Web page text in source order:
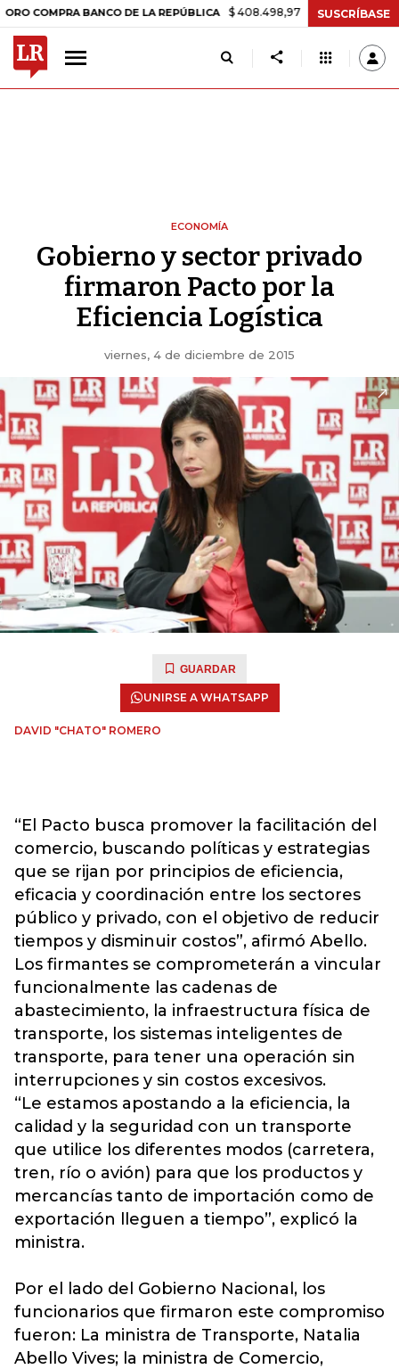
BANCO DE LA REPÚBLICA $ 408.498,97 +$ 8.753,81 +2,19%
SUSCRÍBASE
ECONOMÍA
Gobierno y sector privado
firmaron Pacto por la
Eficiencia Logística
viernes, 4 de diciembre de 2015
GUARDAR
UNIRSE A WHATSAPP
DAVID "CHATO" ROMERO
“El Pacto busca promover la facilitación del
comercio, buscando políticas y estrategias
que se rijan por principios de eficiencia,
eficacia y coordinación entre los sectores
público y privado, con el objetivo de reducir
tiempos y disminuir costos”, afirmó Abello.
Los firmantes se comprometerán a vincular
funcionalmente las cadenas de
abastecimiento, la infraestructura física de
transporte, los sistemas inteligentes de
transporte, para tener una operación sin
interrupciones y sin costos excesivos.
“Le estamos apostando a la eficiencia, la
calidad y la seguridad con un transporte
que utilice los diferentes modos (carretera,
tren, río o avión) para que los productos y
mercancías tanto de importación como de
exportación lleguen a tiempo”, explicó la
ministra.
Por el lado del Gobierno Nacional, los
funcionarios que firmaron este compromiso
fueron: La ministra de Transporte, Natalia
Abello Vives; la ministra de Comercio,